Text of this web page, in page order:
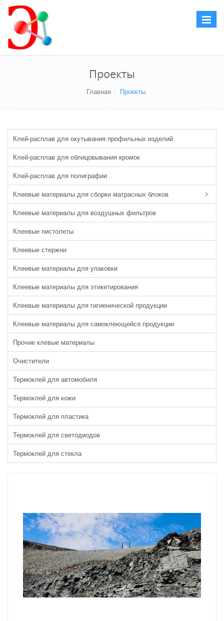
Проекты
Главная Проекты
Клей-расплав для окутывания профильных изделий
Клей-расплав для облицовывания кромок
Клей-расплав для полиграфии
Клеевые материалы для сборки матрасных блоков
Клеевые материалы для воздушных фильтров
Клеевые пистолеты
Клеевые стержни
Клеевые материалы для упаковки
Клеевые материалы для этикетирования
Клеевые материалы для гигиенической продукции
Клеевые материалы для самоклеющейся продукции
Прочие клевые материалы
Очистители
Термоклей для автомобиля
Термоклей для кожи
Термоклей для пластика
Термоклей для светодиодов
Термоклей для стекла